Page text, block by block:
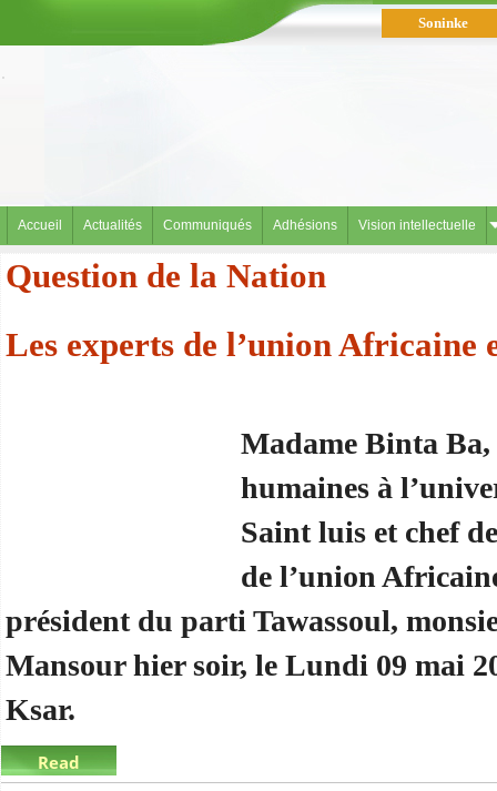
Soninke
Accueil Actualités Communiqués Adhésions Vision intellectuelle
Question de la Nation
Les experts de l’union Africaine
Madame Binta Ba,
humaines à
Saint luis et chef
de l’union
président du parti Tawassoul,
Mansour hier soir, le Lundi 09 mai
Ksar.
Read